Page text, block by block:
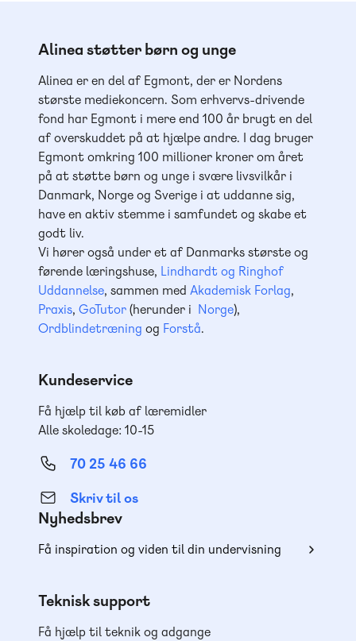
Alinea støtter børn og unge
Alinea er en del af Egmont, der er Nordens
største mediekoncern. Som erhvervs-drivende
fond har Egmont i mere end 100 år brugt en del
af overskuddet på at hjælpe andre. I dag bruger
Egmont omkring 100 millioner kroner om året
på at støtte børn og unge i svære livsvilkår i
Danmark, Norge og Sverige i at uddanne sig,
have en aktiv stemme i samfundet og skabe et
godt liv.
Vi hører også under et af Danmarks største og
førende læringshuse, Lindhardt og Ringhof
Uddannelse, sammen med Akademisk Forlag,
Praxis, GoTutor(herunder i Norge),
Ordblindetræning og Forstå.
Kundeservice
Få hjælp til køb af læremidler
Alle skoledage: 10-15
70 25 46 66
Skriv til os
Nyhedsbrev
Få inspiration og viden til din undervisning
Teknisk support
Få hjælp til teknik og adgange